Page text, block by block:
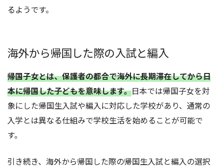
るようです。
海外から帰国した際の入試と編入
帰国子女とは、保護者の都合で海外に長期滞在してから日
本に帰国した子どもを意味します。日本では帰国子女を対
象にした帰国生入試や編入に対応した学校があり、通常の
入学とは異なる仕組みで学校生活を始めることが可能で
す。
引き続き、海外から帰国した際の帰国生入試と編入の選択